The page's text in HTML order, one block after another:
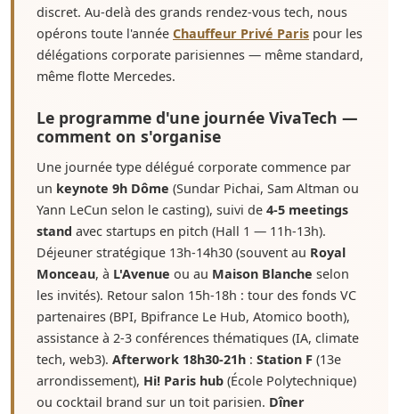
discret. Au-delà des grands rendez-vous tech, nous
opérons toute l'année Chauffeur Privé Paris pour les
délégations corporate parisiennes — même standard,
même flotte Mercedes.
Le programme d'une journée VivaTech —
comment on s'organise
Une journée type délégué corporate commence par
un keynote 9h Dôme (Sundar Pichai, Sam Altman ou
Yann LeCun selon le casting), suivi de 4-5 meetings
stand avec startups en pitch (Hall 1 — 11h-13h).
Déjeuner stratégique 13h-14h30 (souvent au Royal
Monceau, à L'Avenue ou au Maison Blanche selon
les invités). Retour salon 15h-18h : tour des fonds VC
partenaires (BPI, Bpifrance Le Hub, Atomico booth),
assistance à 2-3 conférences thématiques (IA, climate
tech, web3). Afterwork 18h30-21h : Station F (13e
arrondissement), Hi! Paris hub (École Polytechnique)
ou cocktail brand sur un toit parisien. Dîner